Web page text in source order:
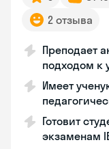
2 отзыва
Преподает
подходом к
Имеет
Готовит
экзаменам